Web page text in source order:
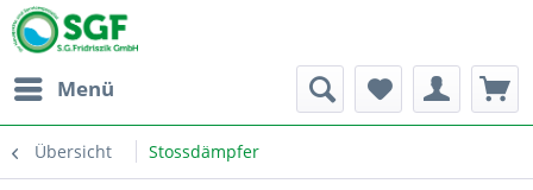
Menü
Übersicht Stossdämpfer